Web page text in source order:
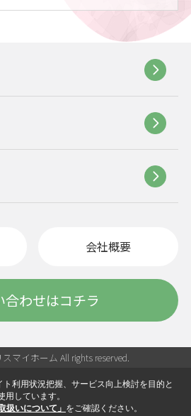
会社概要
合わせはコチラ
マイホーム All rights reserved.
利用状況把握、サービス向上検討を目的と
しています。
扱いについて」 をご確認ください。